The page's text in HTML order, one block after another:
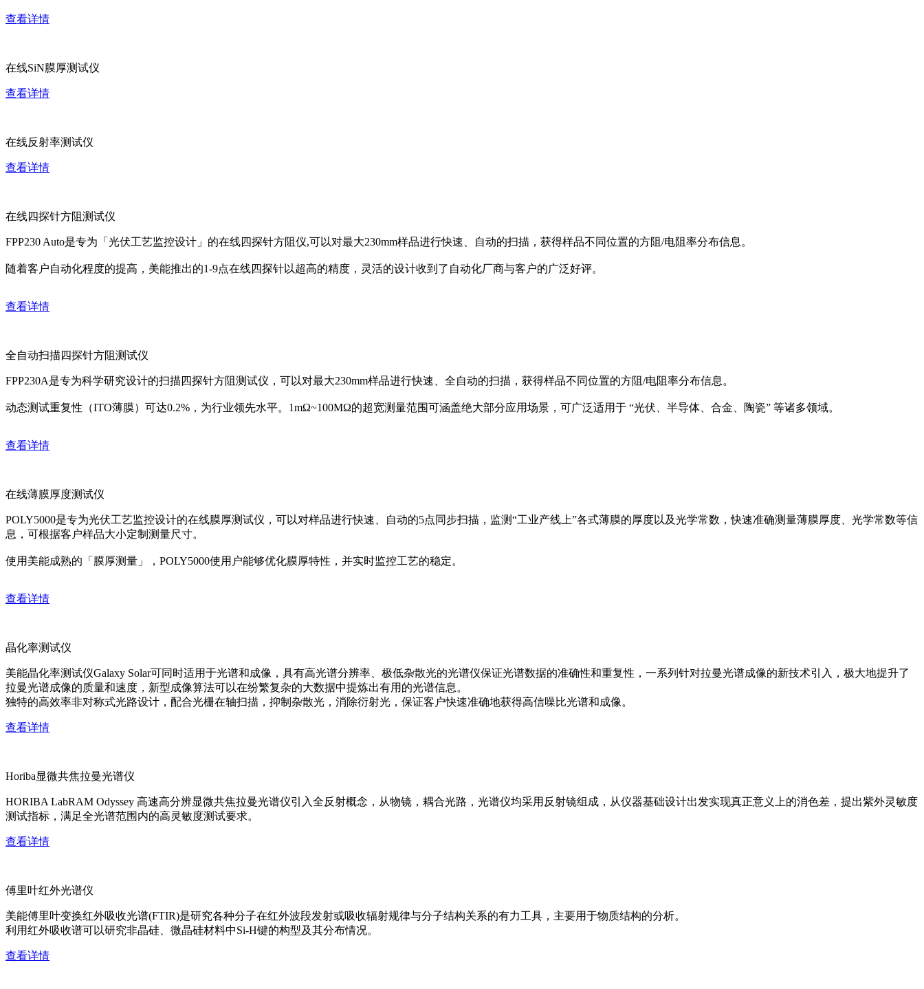
查看详情
在线SiN膜厚测试仪
查看详情
在线反射率测试仪
查看详情
在线四探针方阻测试仪
FPP230 Auto是专为「光伏工艺监控设计」的在线四探针方阻仪,可以对最大230mm样品进行快速、自动的扫描，获得样品不同位置的方阻/电阻率分布信息。
随着客户自动化程度的提高，美能推出的1-9点在线四探针以超高的精度，灵活的设计收到了自动化厂商与客户的广泛好评。
查看详情
全自动扫描四探针方阻测试仪
FPP230A是专为科学研究设计的扫描四探针方阻测试仪，可以对最大230mm样品进行快速、全自动的扫描，获得样品不同位置的方阻/电阻率分布信息。
动态测试重复性（ITO薄膜）可达0.2%，为行业领先水平。1mΩ~100MΩ的超宽测量范围可涵盖绝大部分应用场景，可广泛适用于 “光伏、半导体、合金、陶瓷” 等诸多领域。
查看详情
在线薄膜厚度测试仪
POLY5000是专为光伏工艺监控设计的在线膜厚测试仪，可以对样品进行快速、自动的5点同步扫描，监测“工业产线上”各式薄膜的厚度以及光学常数，快速准确测量薄膜厚度、光学常数等信
息，可根据客户样品大小定制测量尺寸。
使用美能成熟的「膜厚测量」，POLY5000使用户能够优化膜厚特性，并实时监控工艺的稳定。
查看详情
晶化率测试仪
美能晶化率测试仪Galaxy Solar可同时适用于光谱和成像，具有高光谱分辨率、极低杂散光的光谱仪保证光谱数据的准确性和重复性，一系列针对拉曼光谱成像的新技术引入，极大地提升了
拉曼光谱成像的质量和速度，新型成像算法可以在纷繁复杂的大数据中提炼出有用的光谱信息。
独特的高效率非对称式光路设计，配合光栅在轴扫描，抑制杂散光，消除衍射光，保证客户快速准确地获得高信噪比光谱和成像。
查看详情
Horiba显微共焦拉曼光谱仪
HORIBA LabRAM Odyssey 高速高分辨显微共焦拉曼光谱仪引入全反射概念，从物镜，耦合光路，光谱仪均采用反射镜组成，从仪器基础设计出发实现真正意义上的消色差，提出紫外灵敏度
测试指标，满足全光谱范围内的高灵敏度测试要求。
查看详情
傅里叶红外光谱仪
美能傅里叶变换红外吸收光谱(FTIR)是研究各种分子在红外波段发射或吸收辐射规律与分子结构关系的有力工具，主要用于物质结构的分析。
利用红外吸收谱可以研究非晶硅、微晶硅材料中Si-H键的构型及其分布情况。
查看详情